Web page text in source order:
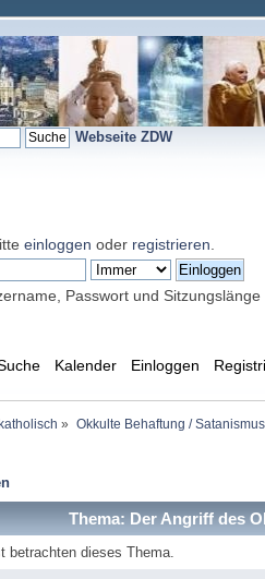
Webseite ZDW
einloggen oder registrieren
Passwort und Sitzungslänge
Kalender Einloggen
» Okkulte Behaftung /
Thema: Der Angriff des
betrachten dieses Thema.